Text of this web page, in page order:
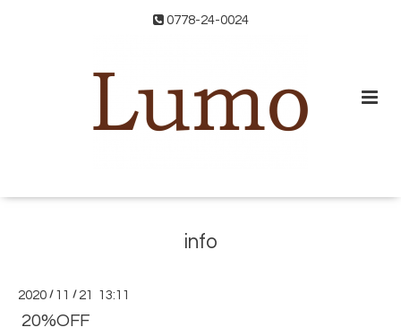
0778-24-0024
info
2020 / 11 / 21 13:11
20%OFF